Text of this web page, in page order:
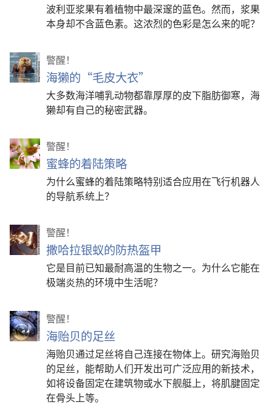
波利亚浆果有着植物中最深邃的蓝色。然而，浆果
本身却不含蓝色素。这浓烈的色彩是怎么来的呢？
警醒！
海獭的“毛皮大衣”
大多数海洋哺乳动物都靠厚厚的皮下脂肪御寒，海
獭却有自己的秘密武器。
警醒！
蜜蜂的着陆策略
为什么蜜蜂的着陆策略特别适合应用在飞行机器人
的导航系统上？
警醒！
撒哈拉银蚁的防热盔甲
它是目前已知最耐高温的生物之一。为什么它能在
极端炎热的环境中生活呢？
警醒！
海贻贝的足丝
海贻贝通过足丝将自己连接在物体上。研究海贻贝
的足丝，能帮助人们开发出可广泛应用的新技术，
如将设备固定在建筑物或水下舰艇上，将肌腱固定
在骨头上等。